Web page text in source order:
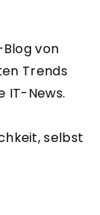
von
Trends
IT-News.
selbst